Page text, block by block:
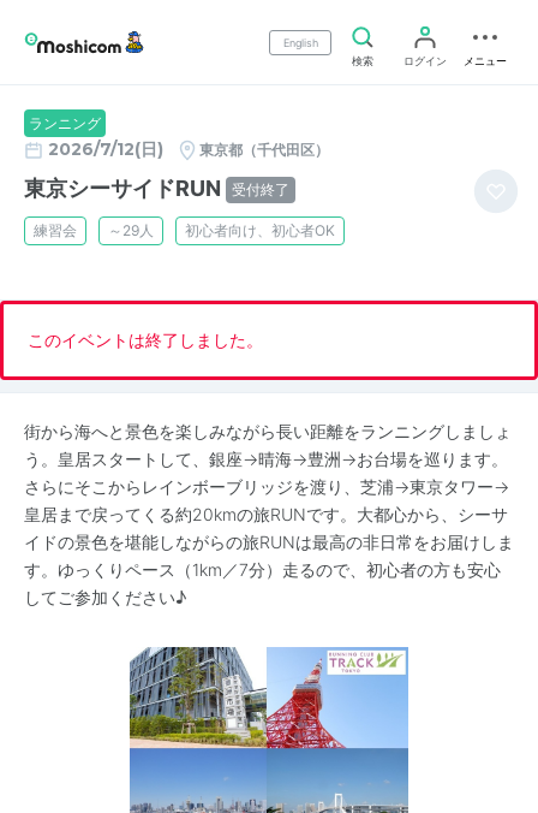
English
検索
ログイン メニュー
ランニング
2026/7/12(日) 東京都（千代田区）
東京シーサイドRUN 受付終了
練習会 ～29人 初心者向け、初心者OK
このイベントは終了しました。
街から海へと景色を楽しみながら長い距離をランニングしましょ
う。皇居スタートして、銀座→晴海→豊洲→お台場を巡ります。
さらにそこからレインボーブリッジを渡り、芝浦→東京タワー→
皇居まで戻ってくる約20kmの旅RUNです。大都心から、シーサ
イドの景色を堪能しながらの旅RUNは最高の非日常をお届けしま
す。ゆっくりペース（1km／7分）走るので、初心者の方も安心
してご参加ください♪